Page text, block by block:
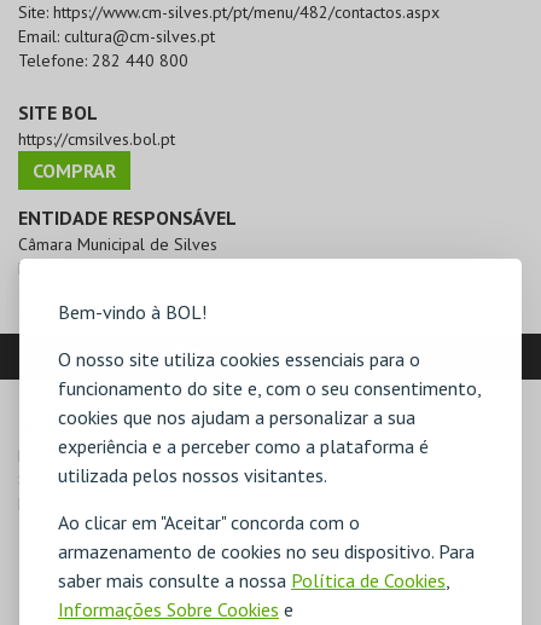
Bem-vindo à BOL!
O nosso site utiliza cookies essenciais para o
funcionamento do site e, com o seu consentimento,
cookies que nos ajudam a personalizar a sua
experiência e a perceber como a plataforma é
utilizada pelos nossos visitantes.
Ao clicar em "Aceitar" concorda com o
armazenamento de cookies no seu dispositivo. Para
saber mais consulte a nossa Política de Cookies,
Informações Sobre Cookies e
Site: https://www.cm-silves.pt/pt/menu/482/contactos.aspx
Email: cultura@cm-silves.pt
Telefone: 282 440 800
SITE BOL
https://cmsilves.bol.pt
COMPRAR
ENTIDADE RESPONSÁVEL
Câmara Municipal de Silves
NIF:
LOCALIZAÇÃO
MORADA
Rua Cândido dos Reis
8300-126 Silves
Direcções para T. Mascarenhas Gregório